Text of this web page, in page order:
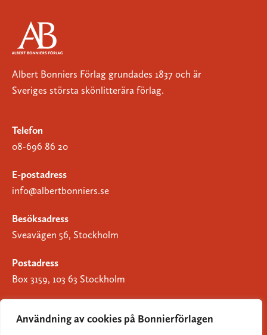
Användning av cookies på Bonnierförlagen
Albert Bonniers Förlag grundades 1837 och är
Sveriges största skönlitterära förlag.
Telefon
08-696 86 20
E-postadress
info@albertbonniers.se
Besöksadress
Sveavägen 56, Stockholm
Postadress
Box 3159, 103 63 Stockholm